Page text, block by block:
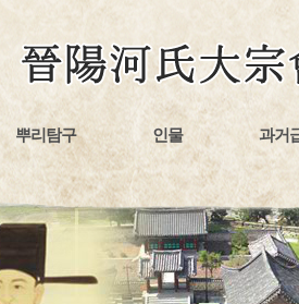
뿌리탐구 인물 과거